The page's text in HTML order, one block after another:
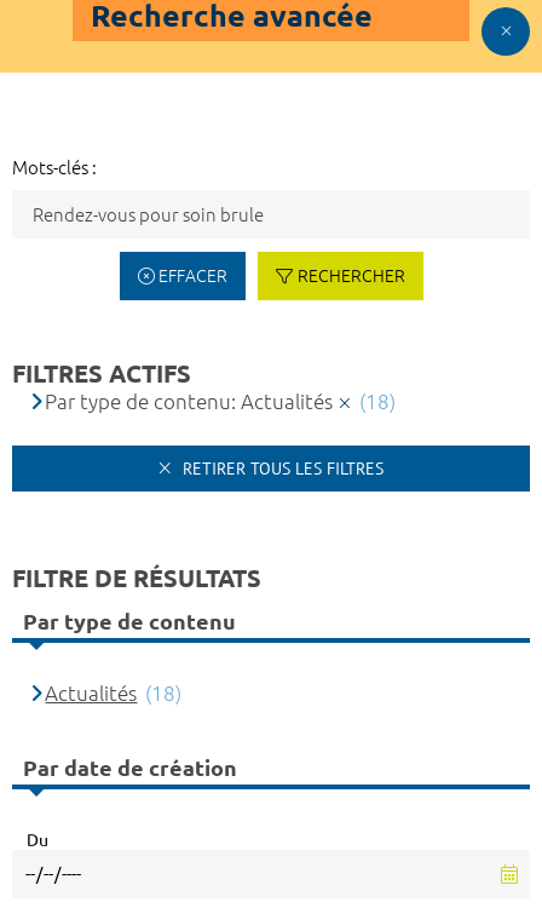
Recherche avancée
Mots-clés :
EFFACER RECHERCHER
FILTRES ACTIFS
Par type de contenu: Actualités (18)
RETIRER TOUS LES FILTRES
FILTRE DE RÉSULTATS
Par type de contenu
Actualités (18)
Par date de création
Du